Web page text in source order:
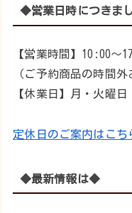
◆営業日時につきま
【営業時間】10:00～
（ご予約商品の時間
【休業日】月・火曜
定休日のご案内はこち
◆最新情報は◆